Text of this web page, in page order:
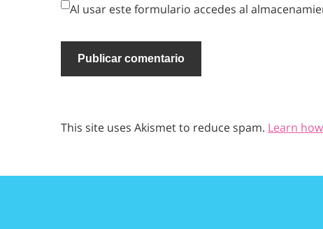
Al usar este formulario accedes al
This site uses Akismet to reduce spam. Learn